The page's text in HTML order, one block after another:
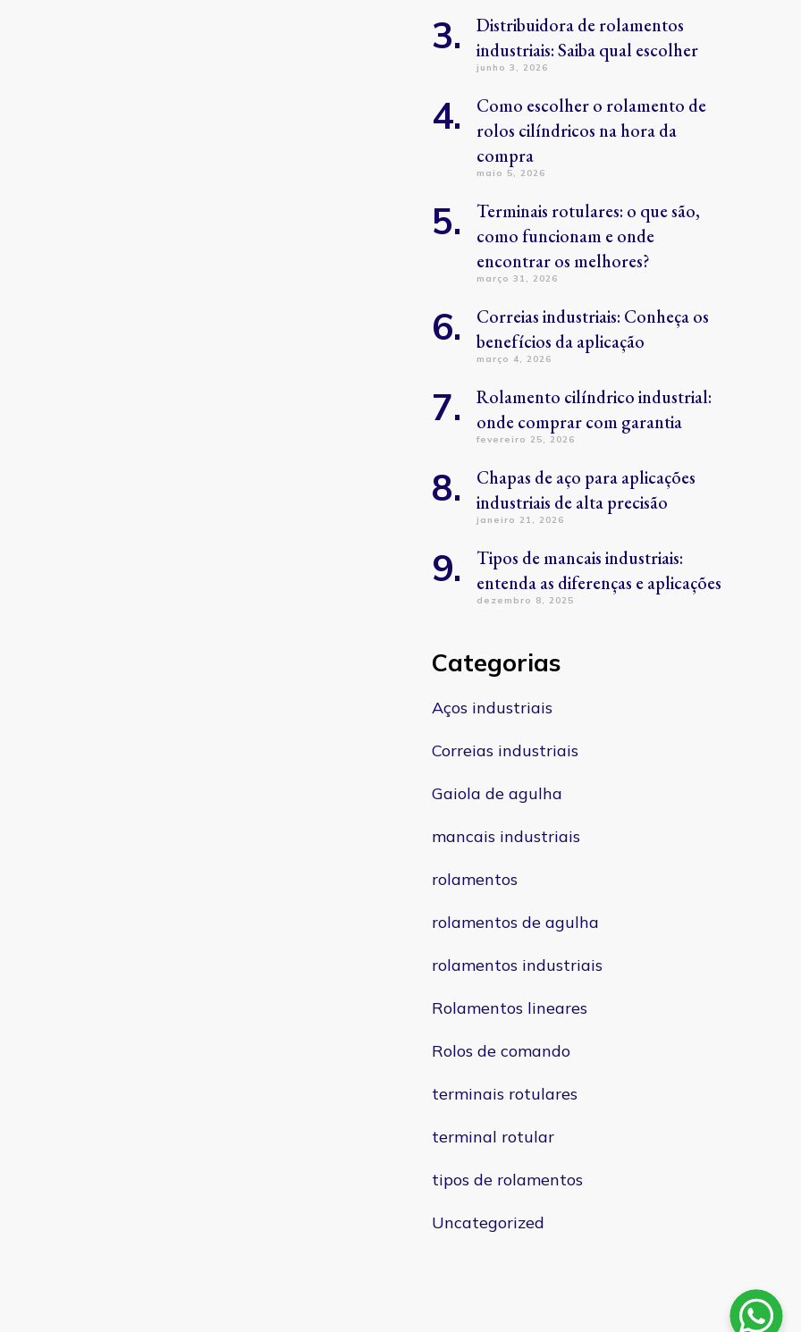
Distribuidora de rolamentos
industriais: Saiba qual escolher
junho 3, 2026
Como escolher o rolamento de
rolos cilíndricos na hora da
compra
maio 5, 2026
Terminais rotulares: o que são,
como funcionam e onde
encontrar os melhores?
março 31, 2026
Correias industriais: Conheça os
benefícios da aplicação
março 4, 2026
Rolamento cilíndrico industrial:
onde comprar com garantia
fevereiro 25, 2026
Chapas de aço para aplicações
industriais de alta precisão
janeiro 21, 2026
Tipos de mancais industriais:
entenda as diferenças e aplicações
dezembro 8, 2025
Categorias
Aços industriais
Correias industriais
Gaiola de agulha
mancais industriais
rolamentos
rolamentos de agulha
rolamentos industriais
Rolamentos lineares
Rolos de comando
terminais rotulares
terminal rotular
tipos de rolamentos
Uncategorized